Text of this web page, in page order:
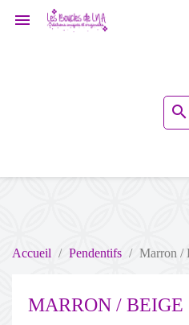

search
Accueil Pendentifs Marron /
MARRON / BEIGE